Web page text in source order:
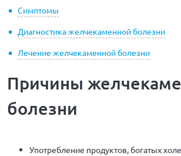
Симптомы
Диагностика желчекаменной болезни
Лечение желчекаменной болезни
Причины
болезни
Употребление продуктов, богатых